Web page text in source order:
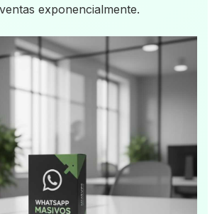
exponencialmente.